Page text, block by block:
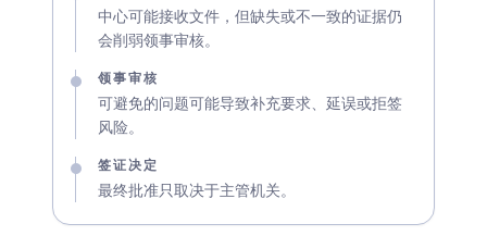
中心可能接收文件，但缺失或不一致的证据仍
会削弱领事审核。
领事审核
可避免的问题可能导致补充要求、延误或拒签
风险。
签证决定
最终批准只取决于主管机关。